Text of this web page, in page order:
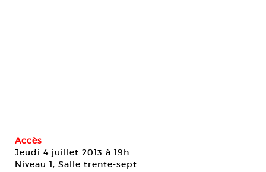
Accès
Jeudi 4 juillet 2013 à 19h
Niveau 1, Salle trente-sept